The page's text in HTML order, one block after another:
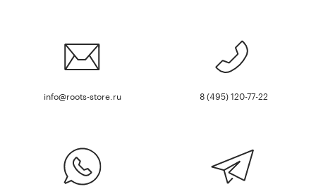
info@roots-store.ru 8 (495) 120-77-22